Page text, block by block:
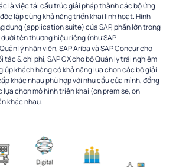
là việc tái cấu trúc giải pháp thành các bộ ứng
lập cùng khả năng triển khai linh hoạt. Hình
dụng (application suite) của SAP, phần lớn trong
tên thương hiệu riêng (như SAP
lý nhân viên, SAP Ariba và SAP Concur cho
tác & chi phí, SAP CX cho bộ Quản lý trải nghiệm
khách hàng có khả năng lựa chọn các bộ giải
khác nhau phù hợp với nhu cầu của mình, đồng
chọn mô hình triển khai (on premise, on
khác nhau.